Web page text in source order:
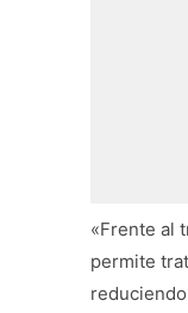
«Frente al
permite